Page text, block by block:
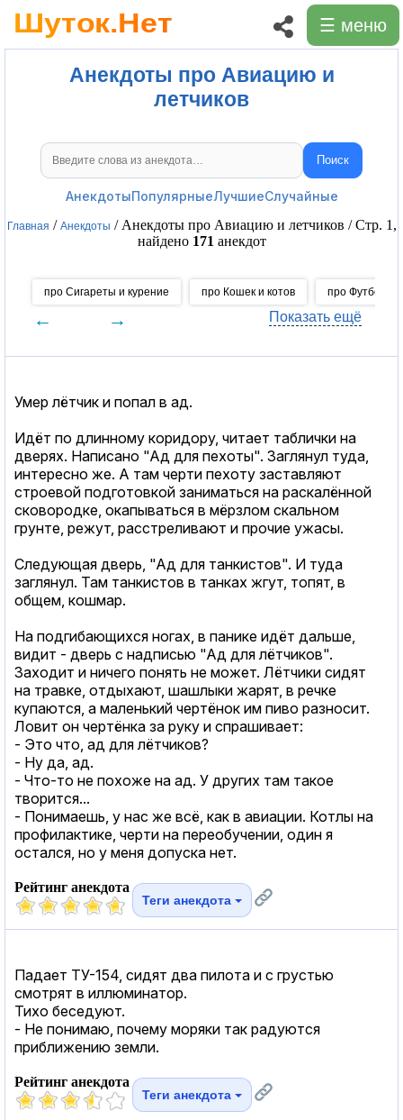
☰ меню
Анекдоты про Авиацию и
летчиков
Поиск анекдотов Поиск
АнекдотыПопулярныеЛучшиеСлучайные
Главная / Анекдоты / Анекдоты про Авиацию и летчиков / Стр. 1,
найдено 171 анекдот
про Сигареты и курение про Кошек и котов про Футбол
← → Показать ещё
Умер лётчик и попал в ад.
Идёт по длинному коридору, читает таблички на
дверях. Написано "Ад для пехоты". Заглянул туда,
интересно же. А там черти пехоту заставляют
строевой подготовкой заниматься на раскалённой
сковородке, окапываться в мёрзлом скальном
грунте, режут, расстреливают и прочие ужасы.
Следующая дверь, "Ад для танкистов". И туда
заглянул. Там танкистов в танках жгут, топят, в
общем, кошмар.
На подгибающихся ногах, в панике идёт дальше,
видит - дверь с надписью "Ад для лётчиков".
Заходит и ничего понять не может. Лётчики сидят
на травке, отдыхают, шашлыки жарят, в речке
купаются, а маленький чертёнок им пиво разносит.
Ловит он чертёнка за руку и спрашивает:
- Это что, ад для лётчиков?
- Ну да, ад.
- Что-то не похоже на ад. У других там такое
творится...
- Понимаешь, у нас же всё, как в авиации. Котлы на
профилактике, черти на переобучении, один я
остался, но у меня допуска нет.
Рейтинг анекдота
Теги анекдота
Падает ТУ-154, сидят два пилота и с грустью
смотрят в иллюминатор.
Тихо беседуют.
- Не понимаю, почему моряки так радуются
приближению земли.
Рейтинг анекдота
Теги анекдота